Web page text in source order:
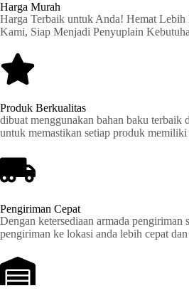
Harga Murah
Harga Terbaik untuk Anda! Hemat Lebih
Kami, Siap Menjadi Penyuplain
Produk Berkualitas
dibuat menggunakan bahan baku terbaik
untuk memastikan setiap produk
Pengiriman Cepat
Dengan ketersediaan armada
pengiriman ke lokasi anda lebih cepat